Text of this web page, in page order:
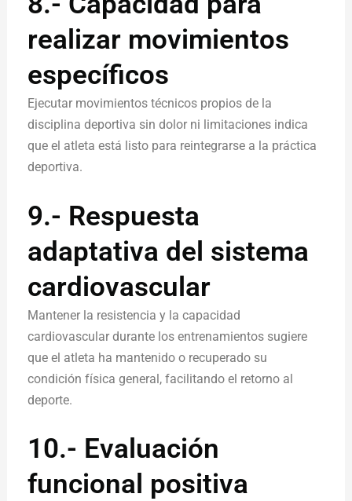
realizar movimientos
específicos
Ejecutar movimientos técnicos propios de la
disciplina deportiva sin dolor ni limitaciones indica
que el atleta está listo para reintegrarse a la práctica
deportiva.
9.- Respuesta
adaptativa del sistema
cardiovascular
Mantener la resistencia y la capacidad
cardiovascular durante los entrenamientos sugiere
que el atleta ha mantenido o recuperado su
condición física general, facilitando el retorno al
deporte.
10.- Evaluación
funcional positiva